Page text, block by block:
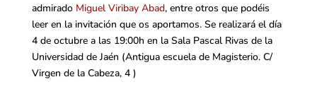
admirado Miguel Viribay Abad, entre otros que podéis
leer en la invitación que os aportamos. Se realizará el día
4 de octubre a las 19:00h en la Sala Pascal Rivas de la
Universidad de Jaén (Antigua escuela de Magisterio. C/
Virgen de la Cabeza, 4 )